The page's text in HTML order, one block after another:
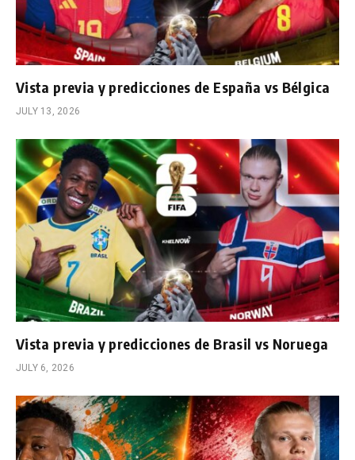
Vista previa y predicciones de España vs Bélgica
JULY 13, 2026
Vista previa y predicciones de Brasil vs Noruega
JULY 6, 2026